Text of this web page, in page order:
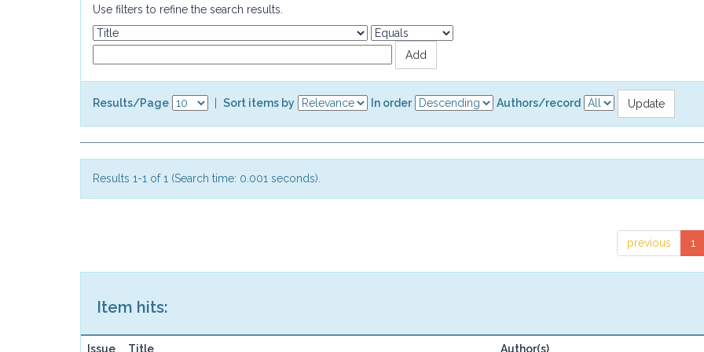
Use filters to refine the search results.
Results/Page Sort items by In order Authors/record
Results 1-1 of 1 (Search time: 0.001 seconds).
previous 1
Item hits:
Issue Title Author(s)